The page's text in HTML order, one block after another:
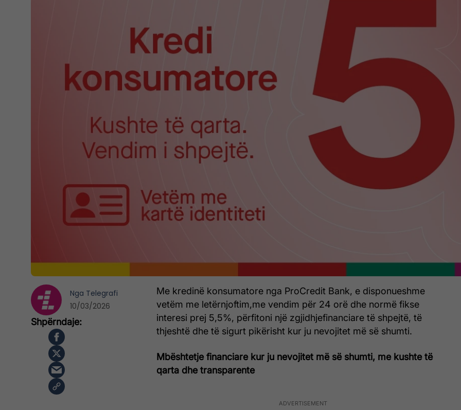
Me kredinë konsumatore nga ProCredit Bank, e disponueshme
vetëm me letërnjoftim,me vendim për 24 orë dhe normë fikse
interesi prej 5,5%, përfitoni një zgjidhjefinanciare të shpejtë, të
thjeshtë dhe të sigurt pikërisht kur ju nevojitet më së shumti.
Mbështetje financiare kur ju nevojitet më së shumti, me kushte të
qarta dhe transparente
Nga Telegrafi
10/03/2026